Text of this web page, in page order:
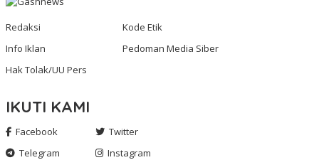
Redaksi
Kode Etik
Info Iklan
Pedoman Media Siber
Hak Tolak/UU Pers
IKUTI KAMI
Facebook
Twitter
Telegram
Instagram